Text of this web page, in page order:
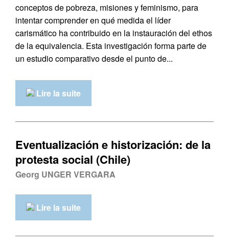
conceptos de pobreza, misiones y feminismo, para
intentar comprender en qué medida el líder
carismático ha contribuido en la instauración del ethos
de la equivalencia. Esta investigación forma parte de
un estudio comparativo desde el punto de...
Lire la suite
Eventualización e historización: de la
protesta social (Chile)
Georg UNGER VERGARA
Lire la suite